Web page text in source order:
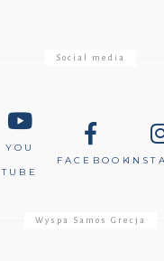
Social media
YOU
TUBE
FACEBOOK
Wyspa Samos Grecja